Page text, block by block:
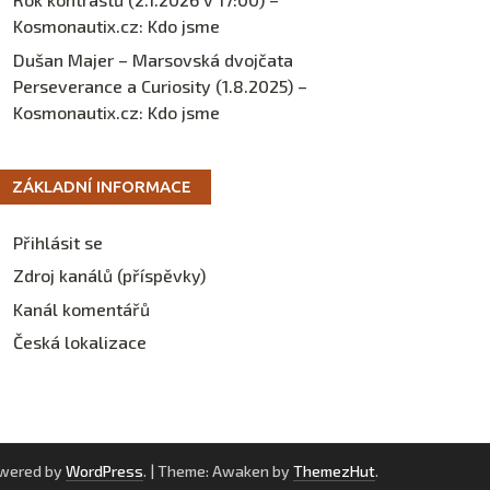
Kosmonautix.cz: Kdo jsme
Dušan Majer – Marsovská dvojčata
Perseverance a Curiosity (1.8.2025) –
Kosmonautix.cz: Kdo jsme
ZÁKLADNÍ INFORMACE
Přihlásit se
Zdroj kanálů (příspěvky)
Kanál komentářů
Česká lokalizace
by WordPress. | Theme: Awaken by ThemezHut.